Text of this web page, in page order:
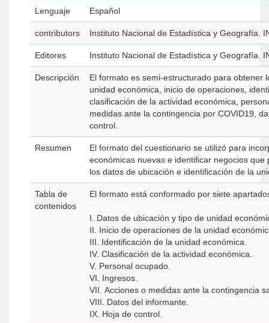
Lenguaje Español
contributors Instituto Nacional de Estadística y Geografía.
Editores Instituto Nacional de Estadística y Geografía.
Descripción
El formato es semi-estructurado para obtener
unidad económica, inicio de operaciones,
clasificación de la actividad económica,
medidas ante la contingencia por COVID19,
control.
Resumen
El formato del cuestionario se utilizó para
económicas nuevas e identificar negocios
los datos de ubicación e identificación de la
Tabla de
contenidos
El formato está conformado por siete
I. Datos de ubicación y tipo de unidad
II. Inicio de operaciones de la unidad
III. Identificación de la unidad económica.
IV. Clasificación de la actividad económica.
V. Personal ocupado.
VI. Ingresos.
VII. Acciones o medidas ante la contingencia
VIII. Datos del informante.
IX. Hoja de control.